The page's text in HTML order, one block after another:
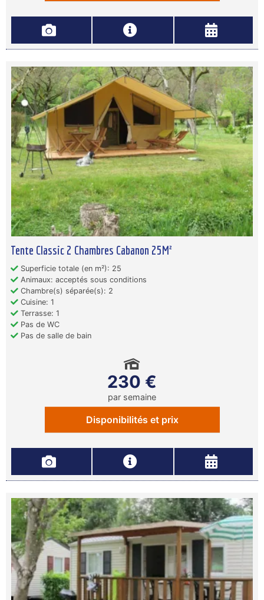
Tente Classic 2 Chambres Cabanon 25M²
Superficie totale (en m²): 25
Animaux: acceptés sous conditions
Chambre(s) séparée(s): 2
Cuisine: 1
Terrasse: 1
Pas de WC
Pas de salle de bain
230 €
par semaine
Disponibilités et prix